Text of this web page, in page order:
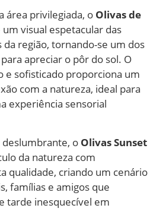
área privilegiada, o Olivas de
visual espetacular das
da região, tornando-se um dos
apreciar o pôr do sol. O
e sofisticado proporciona um
com a natureza, ideal para
experiência sensorial
o Olivas Sunset
da natureza com
qualidade, criando um cenário
famílias e amigos que
tarde inesquecível em